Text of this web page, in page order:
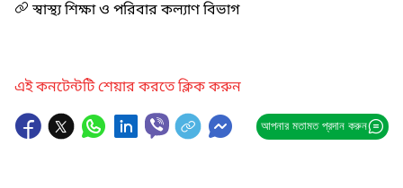
স্বাস্থ্য শিক্ষা ও পরিবার কল্যাণ বিভাগ
এই কনটেন্টটি শেয়ার করতে ক্লিক করুন
আপনার মতামত প্রদান করুন